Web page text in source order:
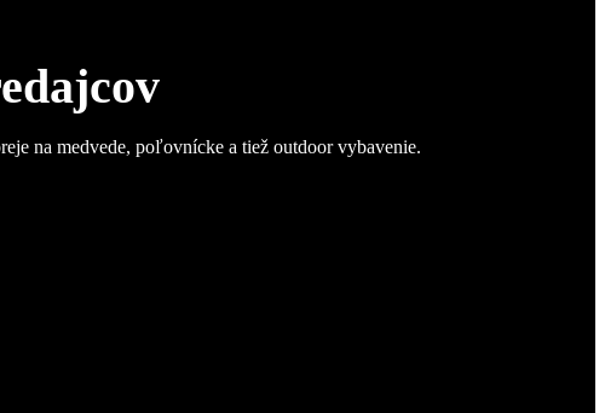
na medvede, poľovnícke a tiež outdoor vybavenie.